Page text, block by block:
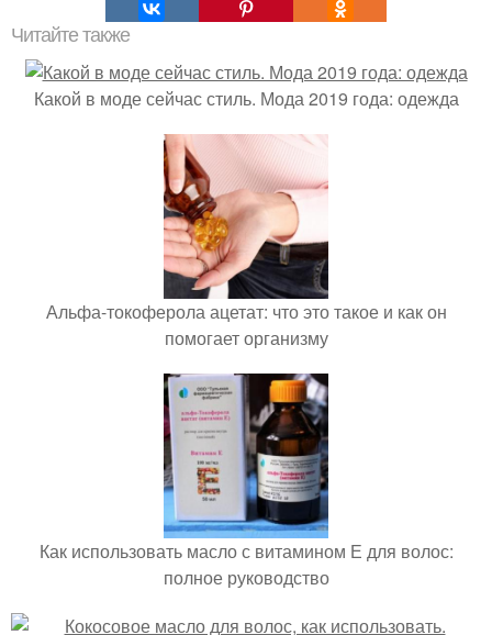
Читайте также
Какой в моде сейчас стиль. Мода 2019 года: одежда
Альфа-токоферола ацетат: что это такое и как он
помогает организму
Как использовать масло с витамином Е для волос:
полное руководство